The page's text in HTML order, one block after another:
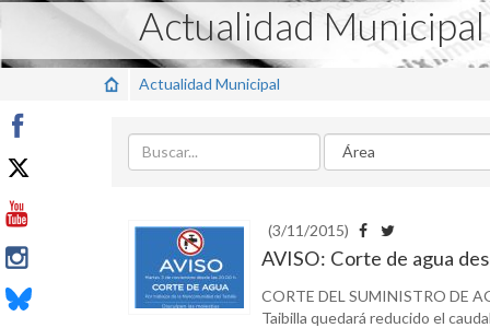
Actualidad Municipal
Actualidad Municipal
Buscar Area
(3/11/2015)
AVISO: Corte de agua
CORTE DEL SUMINISTRO DE
Taibilla quedará reducido el